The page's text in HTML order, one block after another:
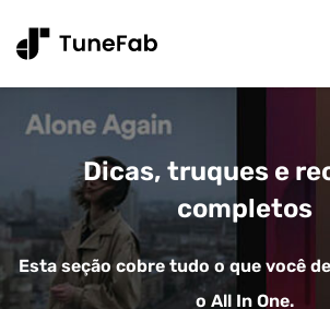
Dicas, truques e
completos
Esta seção cobre tudo o que você
o All In One.